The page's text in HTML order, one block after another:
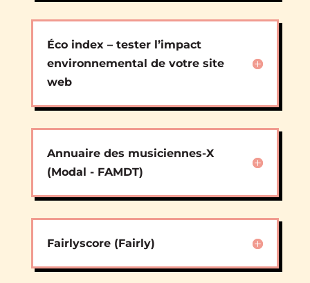
Éco index – tester l’impact
environnemental de votre site
web
Annuaire des musiciennes-X
(Modal - FAMDT)
Fairlyscore (Fairly)